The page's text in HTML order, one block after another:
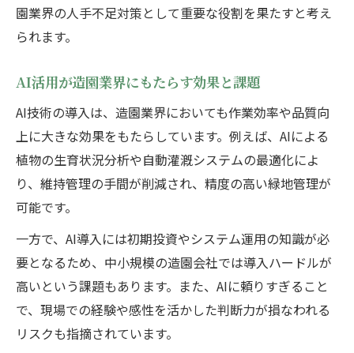
園業界の人手不足対策として重要な役割を果たすと考え
られます。
AI活用が造園業界にもたらす効果と課題
AI技術の導入は、造園業界においても作業効率や品質向
上に大きな効果をもたらしています。例えば、AIによる
植物の生育状況分析や自動灌漑システムの最適化によ
り、維持管理の手間が削減され、精度の高い緑地管理が
可能です。
一方で、AI導入には初期投資やシステム運用の知識が必
要となるため、中小規模の造園会社では導入ハードルが
高いという課題もあります。また、AIに頼りすぎること
で、現場での経験や感性を活かした判断力が損なわれる
リスクも指摘されています。